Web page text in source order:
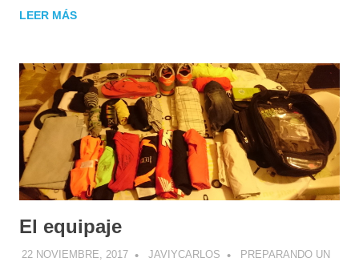
LEER MÁS
El equipaje
22 NOVIEMBRE, 2017 JAVIYCARLOS
PREPARANDO UN